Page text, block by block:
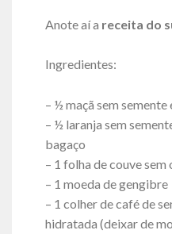
Anote aí a receita do
Ingredientes:
– ½ maçã sem semente
– ½ laranja sem
bagaço
– 1 folha de couve sem
– 1 moeda de gengibre
– 1 colher de café de
hidratada (deixar de